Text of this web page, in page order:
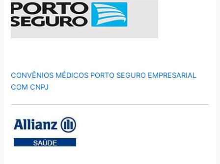
CONVÊNIOS MÉDICOS PORTO SEGURO EMPRESARIAL
COM CNPJ